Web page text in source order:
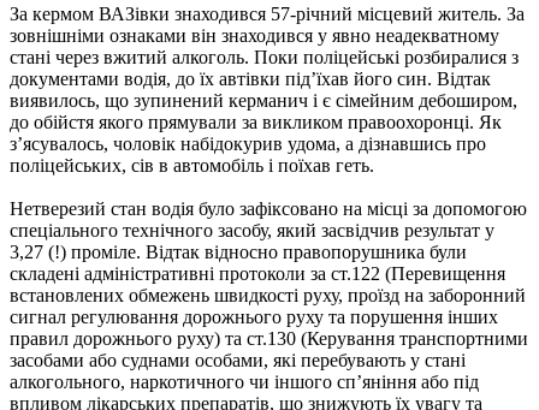
За кермом ВАЗівки знаходився 57-річний місцевий житель. За
зовнішніми ознаками він знаходився у явно неадекватному
стані через вжитий алкоголь. Поки поліцейські розбиралися з
документами водія, до їх автівки під’їхав його син. Відтак
виявилось, що зупинений керманич і є сімейним дебоширом,
до обійстя якого прямували за викликом правоохоронці. Як
з’ясувалось, чоловік набідокурив удома, а дізнавшись про
поліцейських, сів в автомобіль і поїхав геть.
Нетверезий стан водія було зафіксовано на місці за допомогою
спеціального технічного засобу, який засвідчив результат у
3,27 (!) проміле. Відтак відносно правопорушника були
складені адміністративні протоколи за ст.122 (Перевищення
встановлених обмежень швидкості руху, проїзд на заборонний
сигнал регулювання дорожнього руху та порушення інших
правил дорожнього руху) та ст.130 (Керування транспортними
засобами або суднами особами, які перебувають у стані
алкогольного, наркотичного чи іншого сп’яніння або під
впливом лікарських препаратів, що знижують їх увагу та